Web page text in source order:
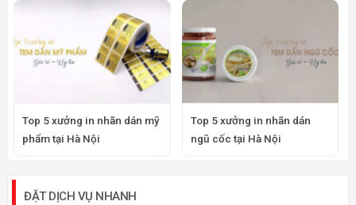
Top 5 xưởng in nhãn dán mỹ
phẩm tại Hà Nội
Top 5 xưởng in nhãn dán
ngũ cốc tại Hà Nội
ĐẶT DỊCH VỤ NHANH